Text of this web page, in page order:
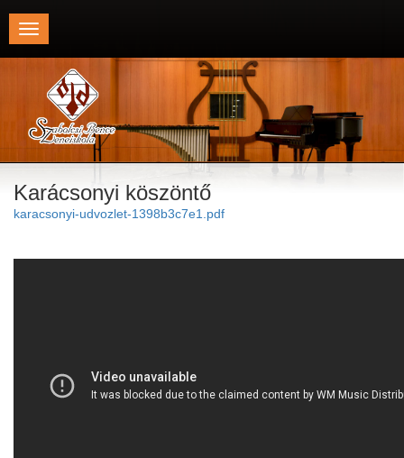
Toggle
navigation
Karácsonyi köszöntő
karacsonyi-udvozlet-1398b3c7e1.pdf